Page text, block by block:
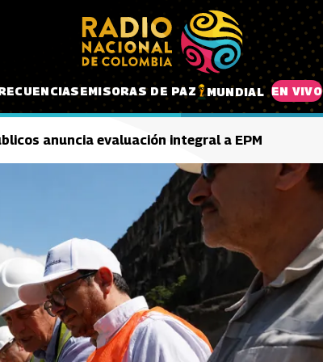
EMISORAS DE PAZ MUNDIAL EN VIVO
anuncia evaluación integral a EPM